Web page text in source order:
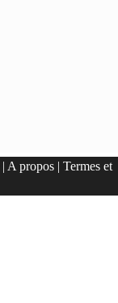
| A propos | Termes et